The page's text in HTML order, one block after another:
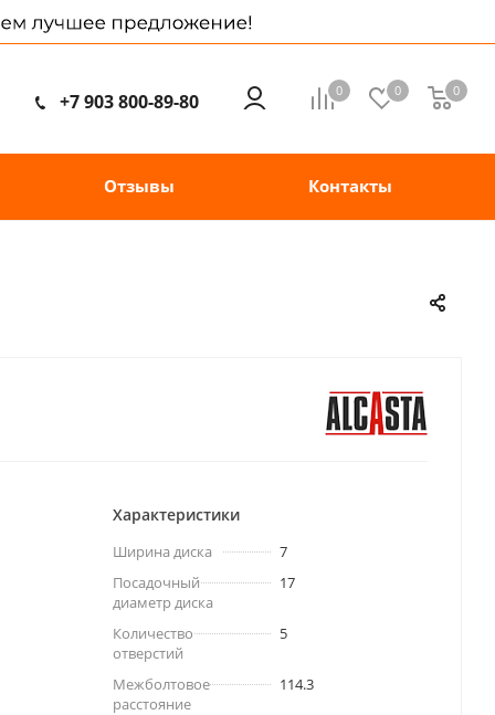
0 0 0
+7 903 800-89-80
Отзывы Контакты
Характеристики
Ширина диска
7
Посадочный
диаметр диска
17
Количество
отверстий
5
Межболтовое
расстояние
114.3